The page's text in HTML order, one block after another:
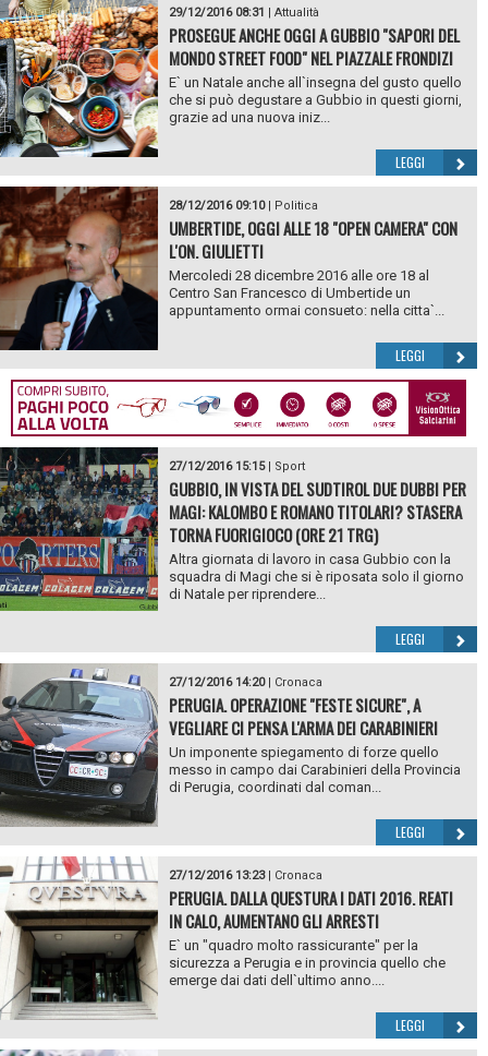
29/12/2016 08:31 Attualità
PROSEGUE ANCHE OGGI A GUBBIO "SAPORI DEL
MONDO STREET FOOD" NEL PIAZZALE FRONDIZI
E` un Natale anche all`insegna del gusto quello
che si può degustare a Gubbio in questi giorni,
grazie ad una nuova iniz...
LEGGI
28/12/2016 09:10| Politica
UMBERTIDE, OGGI ALLE 18 "OPEN CAMERA" CON
L'ON. GIULIETTI
Mercoledi 28 dicembre 2016 alle ore 18 al
Centro San Francesco di Umbertide un
appuntamento ormai consueto: nella citta`...
LEGGI
27/12/2016 15:15| Sport
GUBBIO, IN VISTA DEL SUDTIROL DUE DUBBI PER
MAGI: KALOMBO E ROMANO TITOLARI? STASERA
TORNA FUORIGIOCO (ORE 21 TRG)
Altra giornata di lavoro in casa Gubbio con la
squadra di Magi che si è riposata solo il giorno
di Natale per riprendere...
LEGGI
27/12/2016 14:20| Cronaca
PERUGIA. OPERAZIONE "FESTE SICURE", A
VEGLIARE CI PENSA L'ARMA DEI CARABINIERI
Un imponente spiegamento di forze quello
messo in campo dai Carabinieri della Provincia
di Perugia, coordinati dal coman...
LEGGI
27/12/2016 13:23| Cronaca
PERUGIA. DALLA QUESTURA I DATI 2016. REATI
IN CALO, AUMENTANO GLI ARRESTI
E` un "quadro molto rassicurante" per la
sicurezza a Perugia e in provincia quello che
emerge dai dati dell`ultimo anno....
LEGGI